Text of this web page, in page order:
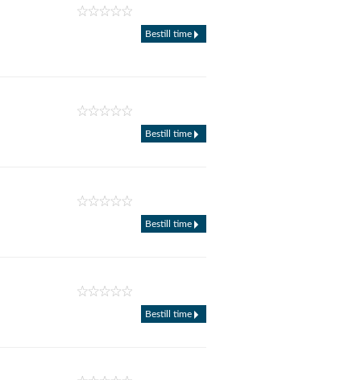
Bestill time
Bestill time
Bestill time
Bestill time